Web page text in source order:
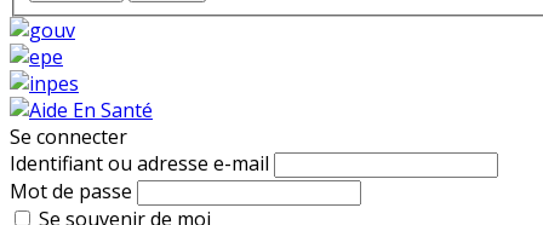
Se connecter
Identifiant ou adresse e-mail
Mot de passe
Se souvenir de moi